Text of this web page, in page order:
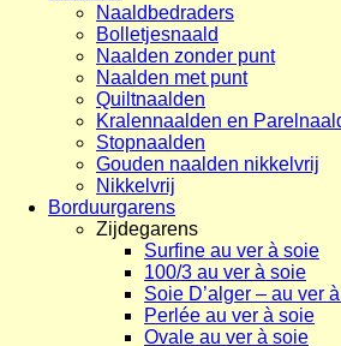
Naaldbedraders
Bolletjesnaald
Naalden zonder punt
Naalden met punt
Quiltnaalden
Kralennaalden en
Stopnaalden
Gouden naalden nikkelvrij
Nikkelvrij
Borduurgarens
Zijdegarens
Surfine au ver à soie
100/3 au ver à soie
Soie D’alger – au ver
Perlée au ver à soie
Ovale au ver à soie